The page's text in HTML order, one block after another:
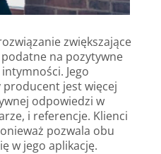
zwiększające
na pozytywne
Jego
jest więcej
odpowiedzi w
i referencje. Klienci
pozwala obu
w jego aplikację.